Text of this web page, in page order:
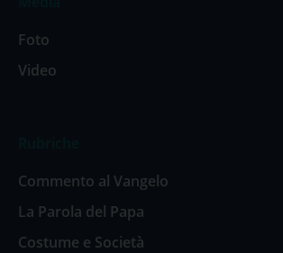
Foto
Video
Commento al Vangelo
La Parola del Papa
Costume e Società